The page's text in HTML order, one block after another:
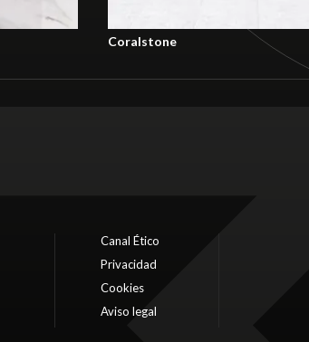
Coralstone
Canal Ético
Privacidad
Cookies
Aviso legal